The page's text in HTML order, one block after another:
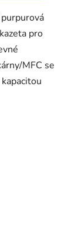
pro
MFC se